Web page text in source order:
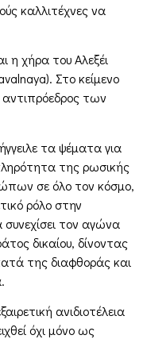
καλλιτέχνες να
η χήρα του Αλεξέι
Στο κείμενο
των
τα ψέματα για
της ρωσικής
σε όλο τον κόσμο,
ρόλο στην
συνεχίσει τον αγώνα
δικαίου, δίνοντας
της διαφθοράς και
ανιδιοτέλεια
όχι μόνο ως